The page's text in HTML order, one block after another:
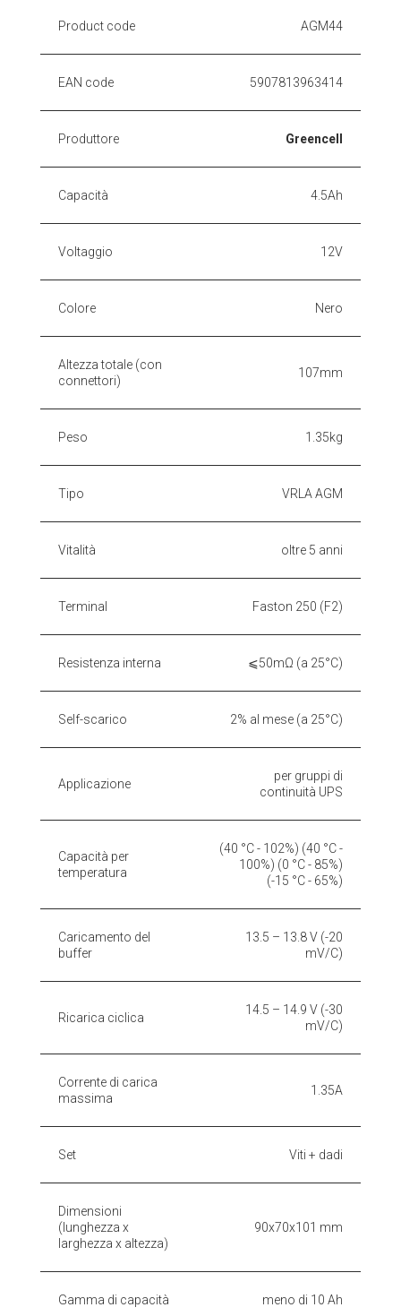
Product code AGM44
EAN code 5907813963414
Produttore Greencell
Capacità 4.5Ah
Voltaggio 12V
Colore Nero
Altezza totale (con
connettori)
107mm
Peso 1.35kg
Tipo VRLA AGM
Vitalità oltre 5 anni
Terminal Faston 250 (F2)
Resistenza interna ⩽50mΩ (a 25°C)
Self-scarico 2% al mese (a 25°C)
Applicazione
per gruppi di
continuità UPS
Capacità per
temperatura
(40 °C - 102%) (40 °C -
100%) (0 °C - 85%)
(-15 °C - 65%)
Caricamento del
buffer
13.5 – 13.8 V (-20
mV/C)
Ricarica ciclica
14.5 – 14.9 V (-30
mV/C)
Corrente di carica
massima
1.35A
Set Viti + dadi
Dimensioni
(lunghezza x
larghezza x altezza)
90x70x101 mm
Gamma di capacità meno di 10 Ah